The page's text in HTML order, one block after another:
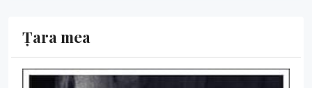
Țara mea